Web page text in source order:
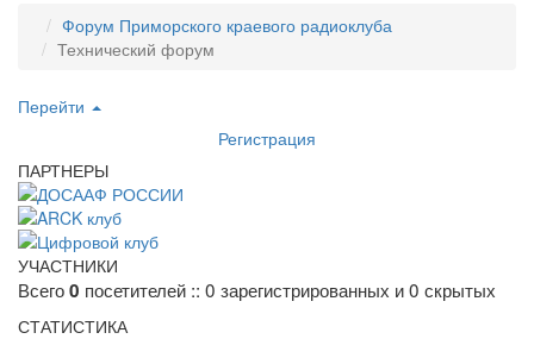
Форум Приморского краевого радиоклуба
Технический форум
Перейти
Регистрация
ПАРТНЕРЫ
УЧАСТНИКИ
Всего0 посетителей :: 0 зарегистрированных и 0 скрытых
СТАТИСТИКА